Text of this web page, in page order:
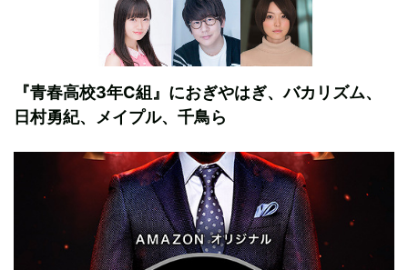
『青春高校3年C組』におぎやはぎ、バカリズム、
日村勇紀、メイプル、千鳥ら